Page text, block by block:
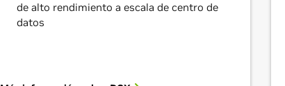
de alto rendimiento a escala de centro de
datos